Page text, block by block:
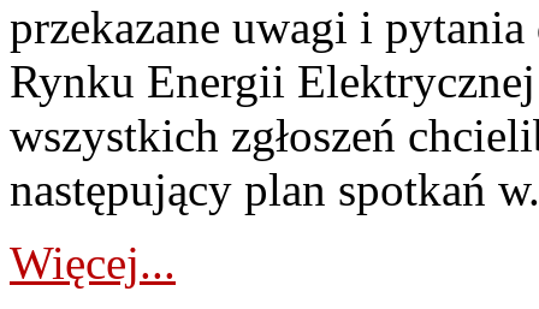
przekazane uwagi i
Rynku Energii
wszystkich zgłoszeń
następujący plan spotkań
Więcej...